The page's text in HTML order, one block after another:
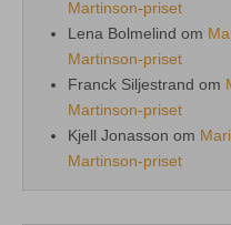
Martinson-priset
Lena Bolmelind om
Martinson-priset
Franck Siljestrand om
Martinson-priset
Kjell Jonasson om
Martinson-priset